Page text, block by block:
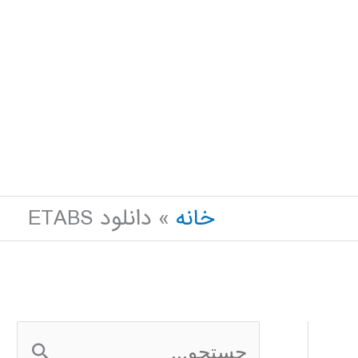
خانه
دانلود ETABS